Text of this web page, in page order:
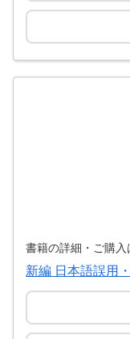
書籍の詳細・ご購入
新編 日本語誤用